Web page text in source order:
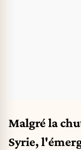
Malgré la
Syrie,